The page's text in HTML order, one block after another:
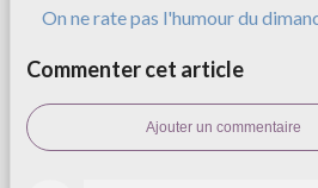
On ne rate pas l'humour du
Commenter cet article
Ajouter un commentaire